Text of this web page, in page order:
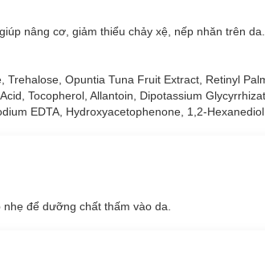
nâng cơ, giảm thiểu chảy xệ, nếp nhăn trên da.
Opuntia Tuna Fruit Extract, Retinyl
Tocopherol, Allantoin, Dipotassium
EDTA, Hydroxyacetophenone, 1,2-Hexanediol
để dưỡng chất thấm vào da.